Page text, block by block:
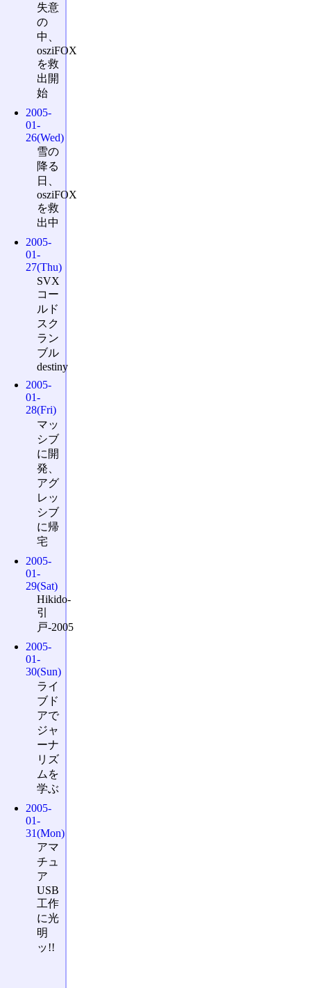
失意
の
中、
osziFOX
を救
出開
始
2005-
01-
26(Wed)
雪の
降る
日、
osziFOX
を救
出中
2005-
01-
27(Thu)
SVX
コー
ルド
スク
ラン
ブル
destiny
2005-
01-
28(Fri)
マッ
シブ
に開
発、
アグ
レッ
シブ
に帰
宅
2005-
01-
29(Sat)
Hikido-
引
戸-2005
2005-
01-
30(Sun)
ライ
ブド
アで
ジャ
ーナ
リズ
ムを
学ぶ
2005-
01-
31(Mon)
アマ
チュ
ア
USB
工作
に光
明
ッ!!